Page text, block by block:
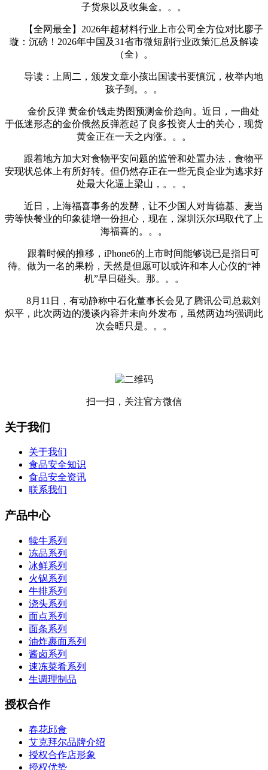
子货泉以及收集金。。。
【全网最全】2026年超材料行业上市公司全方位对比廖子
璇：沉磅！2026年中国及31省市微短剧行业政策汇总及解读
（全）。
导读：上周二，颁发文章小孩出国读书要慎沉，枚举内地
孩子到。。。
金价反弹 黄金价钱走势图预测金价趋向。近日，一曲处
于低迷形态的金价俄然反弹惹起了良多投资人士的关心，现货
黄金正在一天之内涨。。。
跟着地方加大对食物平安问题的监管和处置办法，食物平
安现状总体上有所好转。但仍然存正在一些无良企业为逃求好
处最大化逼上梁山，。。。
近日，上海福喜事务的发酵，让不少国人对肯德基、麦当
劳等快餐业的印象徒增一份担心，现在，深圳沃尔玛取代了上
海福喜的。。。
跟着时候的推移，iPhone6的上市时间能够说已是指日可
待。做为一名的果粉，天然是但愿可以或许和本人心仪的“神
机”早日碰头。那。。。
8月11日，有动静称中石化董事长会见了腾讯公司总裁刘
炽平，此次两边的漫谈内容并未向外发布，虽然两边均强调此
次会晤只是。。。
扫一扫，关注官方微信
关于我们
关于我们
食品安全知识
食品安全资讯
联系我们
产品中心
犊牛系列
冻品系列
冰鲜系列
火锅系列
牛排系列
浇头系列
面点系列
面条系列
油炸裹面系列
酱卤系列
速冻菜肴系列
生调理制品
授权合作
春花邱食
艾克拜尔品牌介绍
授权合作店形象
授权优势